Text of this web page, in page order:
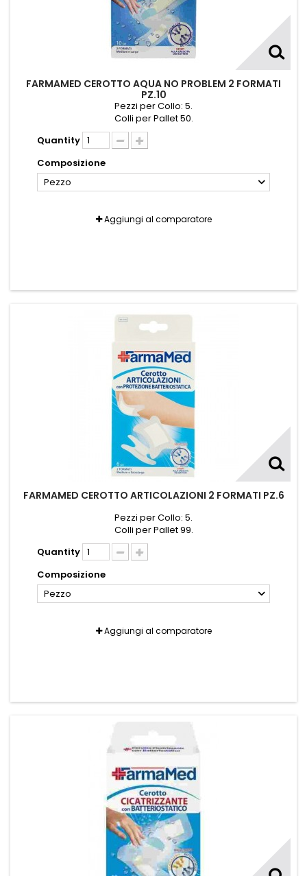
FARMAMED CEROTTO AQUA NO PROBLEM 2 FORMATI
PZ.10
Pezzi per Collo: 5.
Colli per Pallet 50.
Quantity
Composizione
Pezzo
Aggiungi al comparatore
FARMAMED CEROTTO ARTICOLAZIONI 2 FORMATI PZ.6
Pezzi per Collo: 5.
Colli per Pallet 99.
Quantity
Composizione
Pezzo
Aggiungi al comparatore